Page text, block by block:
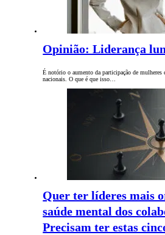
Opinião: Liderança
É notório o aumento da participação de mulheres
nacionais. O que é que isso…
Quer ter líderes mais
saúde mental dos
Precisam ter estas